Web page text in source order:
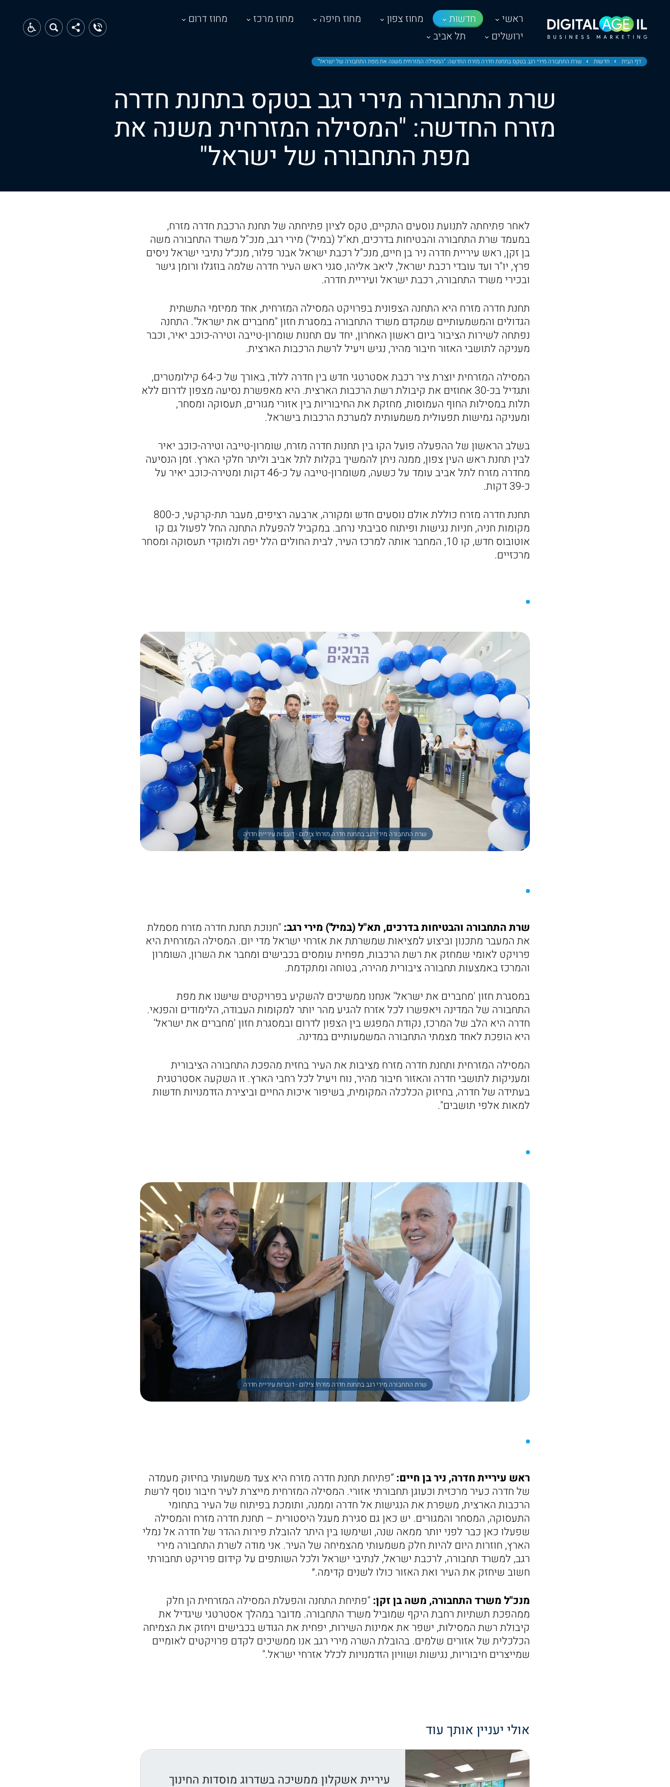
ראשי חדשות מחוז צפון מחוז חיפה מחוז מרכז
מחוז דרום
ירושלים
תל אביב
דף הבית חדשות שרת התחבורה מירי רגב בטקס בתחנת חדרה מזרח החדשה: "המסילה המזרחית משנה את מפת התחבורה של ישראל"
שרת התחבורה מירי רגב בטקס בתחנת חדרה
מזרח החדשה: "המסילה המזרחית משנה את
מפת התחבורה של ישראל"
לאחר פתיחתה לתנועת נוסעים התקיים, טקס לציון פתיחתה של תחנת הרכבת חדרה מזרח,
במעמד שרת התחבורה והבטיחות בדרכים, תא"ל (במיל') מירי רגב, מנכ"ל משרד התחבורה משה
בן זקן, ראש עיריית חדרה ניר בן חיים, מנכ"ל רכבת ישראל אבנר פלור, מנכ״ל נתיבי ישראל ניסים
פרץ, יו"ר ועד עובדי רכבת ישראל, ליאב אליהו, סגני ראש העיר חדרה שלמה בוזגלו ורומן גישר
ובכירי משרד התחבורה, רכבת ישראל ועיריית חדרה.
תחנת חדרה מזרח היא התחנה הצפונית בפרויקט המסילה המזרחית, אחד ממיזמי התשתית
הגדולים והמשמעותיים שמקדם משרד התחבורה במסגרת חזון "מחברים את ישראל". התחנה
נפתחה לשירות הציבור ביום ראשון האחרון, יחד עם תחנות שומרון-טייבה וטירה-כוכב יאיר, וכבר
מעניקה לתושבי האזור חיבור מהיר, נגיש ויעיל לרשת הרכבות הארצית.
המסילה המזרחית יוצרת ציר רכבת אסטרטגי חדש בין חדרה ללוד, באורך של כ-64 קילומטרים,
ותגדיל בכ-30 אחוזים את קיבולת רשת הרכבות הארצית. היא מאפשרת נסיעה מצפון לדרום ללא
תלות במסילות החוף העמוסות, מחזקת את החיבוריות בין אזורי מגורים, תעסוקה ומסחר,
ומעניקה גמישות תפעולית משמעותית למערכת הרכבות בישראל.
בשלב הראשון של ההפעלה פועל הקו בין תחנות חדרה מזרח, שומרון-טייבה וטירה-כוכב יאיר
לבין תחנת ראש העין צפון, ממנה ניתן להמשיך בקלות לתל אביב וליתר חלקי הארץ. זמן הנסיעה
מחדרה מזרח לתל אביב עומד על כשעה, משומרון-טייבה על כ-46 דקות ומטירה-כוכב יאיר על
כ-39 דקות.
תחנת חדרה מזרח כוללת אולם נוסעים חדש ומקורה, ארבעה רציפים, מעבר תת-קרקעי, כ-800
מקומות חניה, חניות נגישות ופיתוח סביבתי נרחב. במקביל להפעלת התחנה החל לפעול גם קו
אוטובוס חדש, קו 10, המחבר אותה למרכז העיר, לבית החולים הלל יפה ולמוקדי תעסוקה ומסחר
מרכזיים.
שרת התחבורה מירי רגב בתחנת חדרה מזרח! צילום - דוברות עיריית חדרה
שרת התחבורה והבטיחות בדרכים, תא"ל (במיל') מירי רגב: "חנוכת תחנת חדרה מזרח מסמלת
את המעבר מתכנון וביצוע למציאות שמשרתת את אזרחי ישראל מדי יום. המסילה המזרחית היא
פרויקט לאומי שמחזק את רשת הרכבות, מפחית עומסים בכבישים ומחבר את השרון, השומרון
והמרכז באמצעות תחבורה ציבורית מהירה, בטוחה ומתקדמת.
במסגרת חזון 'מחברים את ישראל' אנחנו ממשיכים להשקיע בפרויקטים שישנו את מפת
התחבורה של המדינה ויאפשרו לכל אזרח להגיע מהר יותר למקומות העבודה, הלימודים והפנאי.
חדרה היא הלב של המרכז, נקודת המפגש בין הצפון לדרום ובמסגרת חזון 'מחברים את ישראל'
היא הופכת לאחד מצמתי התחבורה המשמעותיים במדינה.
המסילה המזרחית ותחנת חדרה מזרח מציבות את העיר בחזית מהפכת התחבורה הציבורית
ומעניקות לתושבי חדרה והאזור חיבור מהיר, נוח ויעיל לכל רחבי הארץ. זו השקעה אסטרטגית
בעתידה של חדרה, בחיזוק הכלכלה המקומית, בשיפור איכות החיים וביצירת הזדמנויות חדשות
למאות אלפי תושבים".
שרת התחבורה מירי רגב בתחנת חדרה מזרח! צילום - דוברות עיריית חדרה
ראש עיריית חדרה, ניר בן חיים:“פתיחת תחנת חדרה מזרח היא צעד משמעותי בחיזוק מעמדה
של חדרה כעיר מרכזית וכעוגן תחבורתי אזורי. המסילה המזרחית מייצרת לעיר חיבור נוסף לרשת
הרכבות הארצית, משפרת את הנגישות אל חדרה וממנה, ותומכת בפיתוח של העיר בתחומי
התעסוקה, המסחר והמגורים. יש כאן גם סגירת מעגל היסטורית – תחנת חדרה מזרח והמסילה
שפעלו כאן כבר לפני יותר ממאה שנה, ושימשו בין היתר להובלת פירות ההדר של חדרה אל נמלי
הארץ, חוזרות היום להיות חלק משמעותי מהצמיחה של העיר. אני מודה לשרת התחבורה מירי
רגב, למשרד תחבורה, לרכבת ישראל, לנתיבי ישראל ולכל השותפים על קידום פרויקט תחבורתי
חשוב שיחזק את העיר ואת האזור כולו לשנים קדימה.״
מנכ"ל משרד התחבורה, משה בן זקן: "פתיחת התחנה והפעלת המסילה המזרחית הן חלק
ממהפכת תשתיות רחבת היקף שמוביל משרד התחבורה. מדובר במהלך אסטרטגי שיגדיל את
קיבולת רשת המסילות, ישפר את אמינות השירות, יפחית את הגודש בכבישים ויחזק את הצמיחה
הכלכלית של אזורים שלמים. בהובלת השרה מירי רגב אנו ממשיכים לקדם פרויקטים לאומיים
שמייצרים חיבוריות, נגישות ושוויון הזדמנויות לכלל אזרחי ישראל."
אולי יעניין אותך עוד
עיריית אשקלון ממשיכה בשדרוג מוסדות החינוך